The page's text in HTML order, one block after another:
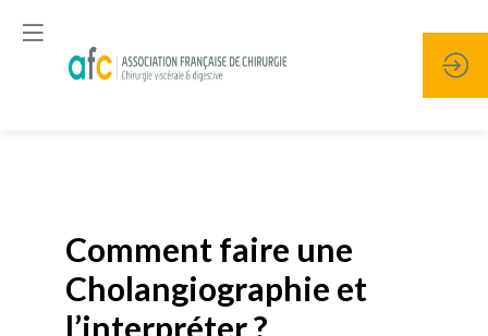
Comment faire une
Cholangiographie et
l’interpréter ?